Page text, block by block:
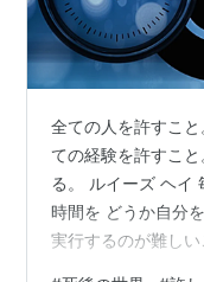
全ての人を許すこ
ての経験を許すこ
る。 ルイーズ ヘイ
時間を どうか自分
実行するのが難し